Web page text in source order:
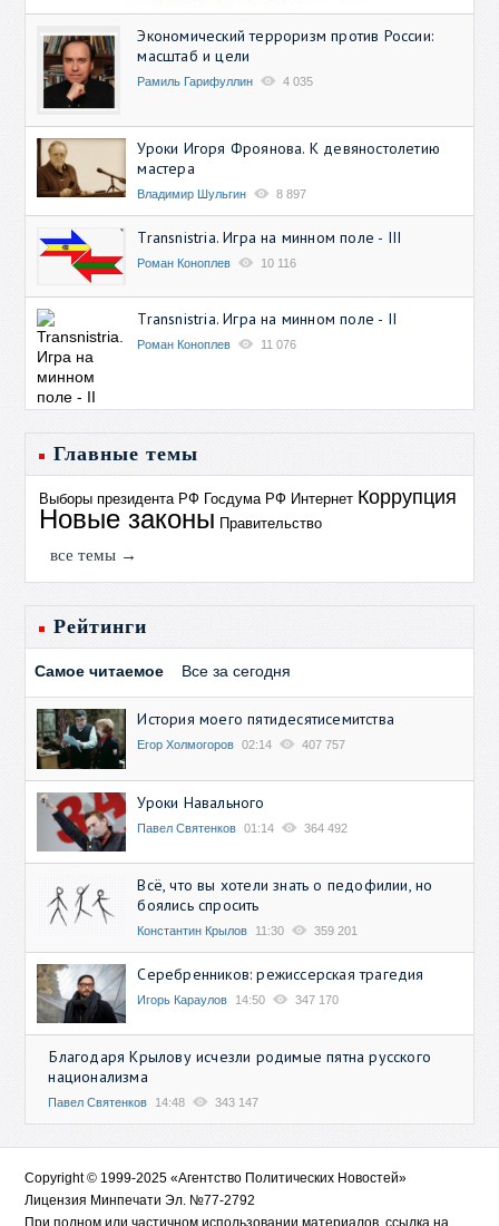
Экономический терроризм против России:
масштаб и цели
Рамиль Гарифуллин 4 035
Уроки Игоря Фроянова. К девяностолетию
мастера
Владимир Шульгин 8 897
Transnistria. Игра на минном поле - III
Роман Коноплев 10 116
Transnistria. Игра на минном поле - II
Роман Коноплев 11 076
Главные темы
Выборы президента РФ Госдума РФ Интернет Коррупция
Новые законы Правительство
все темы →
Рейтинги
Самое читаемое Все за сегодня
История моего пятидесятисемитства
Егор Холмогоров 02:14 407 757
Уроки Навального
Павел Святенков 01:14 364 492
Всё, что вы хотели знать о педофилии, но
боялись спросить
Константин Крылов 11:30 359 201
Серебренников: режиссерская трагедия
Игорь Караулов 14:50 347 170
Благодаря Крылову исчезли родимые пятна русского
национализма
Павел Святенков 14:48 343 147
Copyright © 1999-2025 «Агентство Политических Новостей»
Лицензия Минпечати Эл. №77-2792